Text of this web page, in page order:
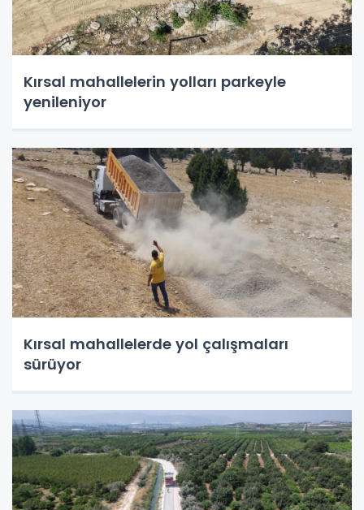
Kırsal mahallelerin yolları parkeyle
yenileniyor
Kırsal mahallelerde yol çalışmaları
sürüyor